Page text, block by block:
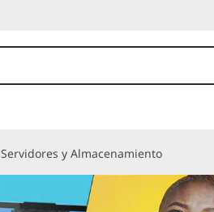
Servidores y Almacenamiento